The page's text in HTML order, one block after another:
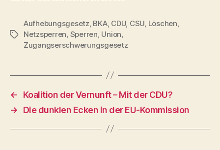
Schlagwörter
Aufhebungsgesetz BKA, CDU, CSU Löschen
Netzsperren Sperren Union
Zugangserschwerungsgesetz
←
Koalition der Vernunft – Mit der CDU?
→
Die dunklen Ecken in der EU-Kommission